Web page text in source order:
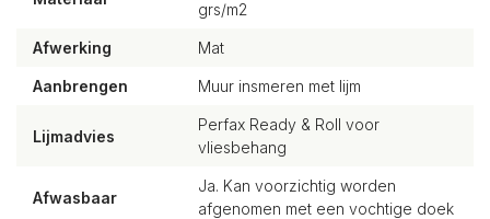
grs/m2
Afwerking Mat
Aanbrengen Muur insmeren met lijm
Lijmadvies
Perfax Ready & Roll voor
vliesbehang
Afwasbaar
Ja. Kan voorzichtig worden
afgenomen met een vochtige doek